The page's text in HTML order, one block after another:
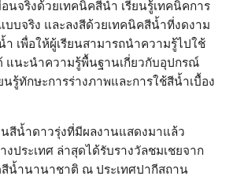
นจริงด้วยเทคนิคสีน้ำ เรียนรู้เทคนิคการ
บบจริง และลงสีด้วยเทคนิคสีน้ำที่งดงาม
เพื่อให้ผู้เรียนสามารถนำความรู้ไปใช้
แนะนำความรู้พื้นฐานเกี่ยวกับอุปกรณ์
นรู้ทักษะการร่างภาพและการใช้สีน้ำเบื้อง
สีน้ำดาวรุ่งที่มีผลงานแสดงมาแล้ว
ประเทศ ล่าสุดได้รับรางวัลชมเชยจาก
สีน้ำนานาชาติ ณ ประเทศปากีสถาน